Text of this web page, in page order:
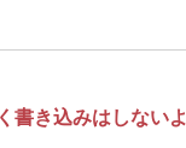
書き込みはしないよ